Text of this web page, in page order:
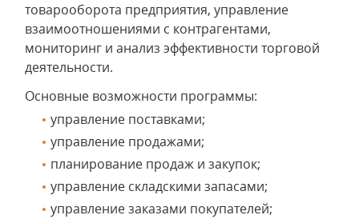
товарооборота предприятия, управление
взаимоотношениями с контрагентами,
мониторинг и анализ эффективности торговой
деятельности.
Основные возможности программы:
управление поставками;
управление продажами;
планирование продаж и закупок;
управление складскими запасами;
управление заказами покупателей;